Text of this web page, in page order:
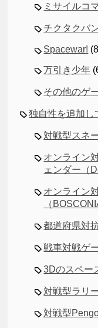
ミサイルコ
チクタクバ
Spacewar!
万引き少年
その他のゲ
独自性を追加し
対戦型スネ
オンライン
ェンダー（
オンライン
（
都道府県対
戦車対戦ゲ
3Dのスペー
対戦型ラリ
対戦型